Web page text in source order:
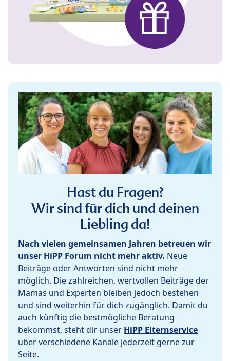
Hast du Fragen?
Wir sind für dich und deinen
Liebling da!
Nach vielen gemeinsamen Jahren betreuen wir
unser HiPP Forum nicht mehr aktiv. Neue
Beiträge oder Antworten sind nicht mehr
möglich. Die zahlreichen, wertvollen Beiträge der
Mamas und Experten bleiben jedoch bestehen
und sind weiterhin für dich zugänglich. Damit du
auch künftig die bestmögliche Beratung
bekommst, steht dir unser HiPP Elternservice
über verschiedene Kanäle jederzeit gerne zur
Seite.